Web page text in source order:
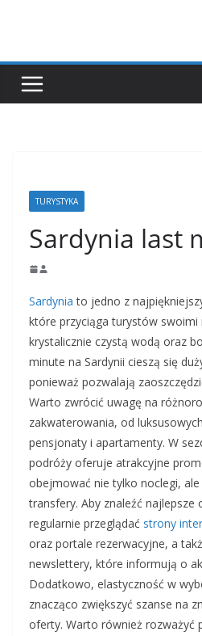
TURYSTYKA
Sardynia last
Sardynia to jedno z
które przyciąga turystów swoimi
krystalicznie czystą wodą oraz
minute na Sardynii cieszą się
ponieważ pozwalają
Warto zwrócić uwagę na
zakwaterowania, od
pensjonaty i apartamenty. W
podróży oferuje atrakcyjne
obejmować nie tylko noclegi,
transfery. Aby znaleźć
regularnie przeglądać strony
oraz portale rezerwacyjne, a
newslettery, które informują o
Dodatkowo, elastyczność w
znacząco zwiększyć szanse na
oferty. Warto również rozważyć